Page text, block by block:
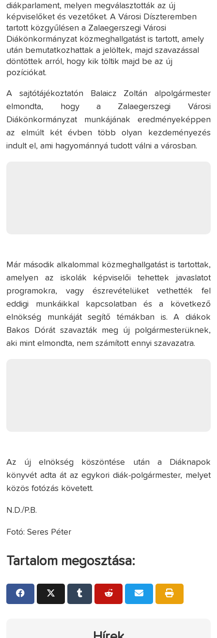
diákparlament, melyen megválasztották az új
képviselőket és vezetőket. A Városi Díszteremben
tartott közgyűlésen a Zalaegerszegi Városi
Diákönkormányzat közmeghallgatást is tartott, amely
után bemutatkozhattak a jelöltek, majd szavazással
döntöttek arról, hogy kik töltik majd be az új
pozíciókat.
A sajtótájékoztatón Balaicz Zoltán alpolgármester
elmondta, hogy a Zalaegerszegi Városi
Diákönkormányzat munkájának eredményeképpen
az elmúlt két évben több olyan kezdeményezés
indult el, ami hagyománnyá tudott válni a városban.
Már második alkalommal közmeghallgatást is tartottak,
amelyen az iskolák képviselői tehettek javaslatot
programokra, vagy észrevételüket vethették fel
eddigi munkáikkal kapcsolatban és a következő
elnökség munkáját segítő témákban is. A diákok
Bakos Dórát szavazták meg új polgármesterüknek,
aki mint elmondta, nem számított ennyi szavazatra.
Az új elnökség köszöntése után a Diáknapok
könyvét adta át az egykori diák-polgármester, melyet
közös fotózás követett.
N.D./P.B.
Fotó: Seres Péter
Tartalom megosztása: